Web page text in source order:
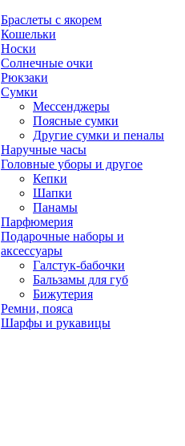
Браслеты с якорем
Кошельки
Носки
Солнечные очки
Рюкзаки
Сумки
Мессенджеры
Поясные сумки
Другие сумки и пеналы
Наручные часы
Головные уборы и другое
Кепки
Шапки
Панамы
Парфюмерия
Подарочные наборы и
аксессуары
Галстук-бабочки
Бальзамы для губ
Бижутерия
Ремни, пояса
Шарфы и рукавицы